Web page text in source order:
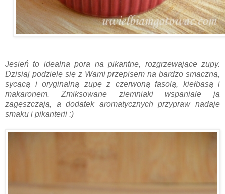
Jesień to idealna pora na pikantne, rozgrzewające zupy.
Dzisiaj podzielę się z Wami przepisem na bardzo smaczną,
sycącą i oryginalną zupę z czerwoną fasolą, kiełbasą i
makaronem. Zmiksowane ziemniaki wspaniale ją
zagęszczają, a dodatek aromatycznych przypraw nadaje
smaku i pikanterii :)